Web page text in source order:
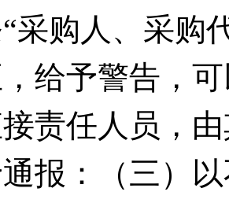
采购人、采购
给予警告，
责任人员，
报：（三）